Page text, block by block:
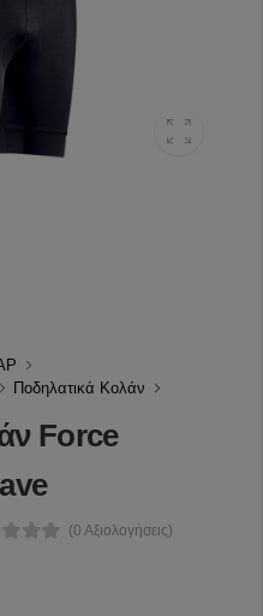
Ποδηλατικά Κολάν
Force
(0 Αξιολογήσεις)